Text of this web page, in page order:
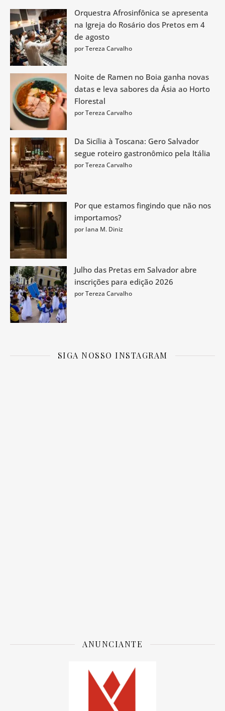
Orquestra Afrosinfônica se apresenta
na Igreja do Rosário dos Pretos em 4
de agosto
por Tereza Carvalho
Noite de Ramen no Boia ganha novas
datas e leva sabores da Ásia ao Horto
Florestal
por Tereza Carvalho
Da Sicília à Toscana: Gero Salvador
segue roteiro gastronômico pela Itália
por Tereza Carvalho
Por que estamos fingindo que não nos
importamos?
por Iana M. Diniz
Julho das Pretas em Salvador abre
inscrições para edição 2026
por Tereza Carvalho
SIGA NOSSO INSTAGRAM
ANUNCIANTE